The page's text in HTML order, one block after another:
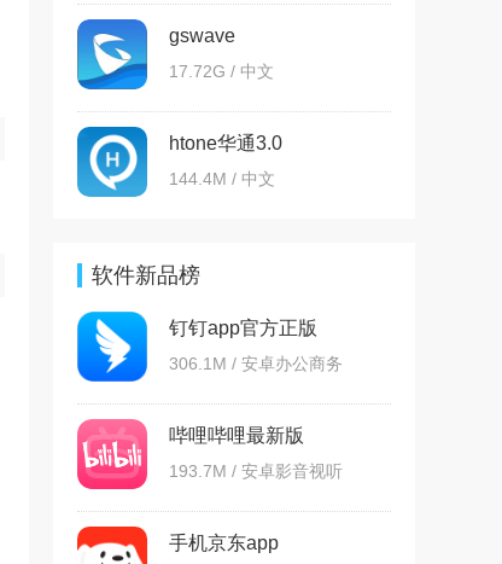
gswave
17.72G / 中文
htone华通3.0
144.4M / 中文
软件新品榜
钉钉app官方正版
306.1M / 安卓办公商务
哔哩哔哩最新版
193.7M / 安卓影音视听
手机京东app